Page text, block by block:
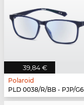
39,84 €
Polaroid
PLD 0038/R/BB - PJP/G6